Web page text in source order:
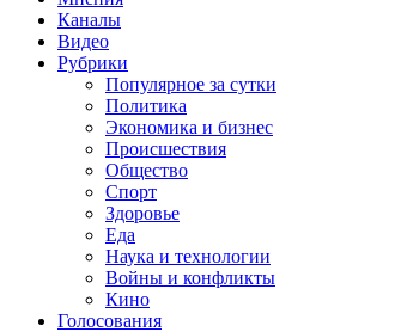
Каналы
Видео
Рубрики
Популярное за сутки
Политика
Экономика и бизнес
Происшествия
Общество
Спорт
Здоровье
Еда
Наука и технологии
Войны и конфликты
Кино
Голосования